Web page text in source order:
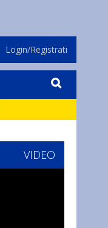
Login/Registrati
VIDEO